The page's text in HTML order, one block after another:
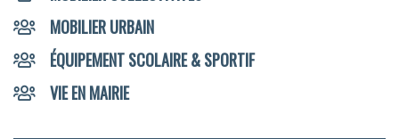
MOBILIER URBAIN
ÉQUIPEMENT SCOLAIRE & SPORTIF
VIE EN MAIRIE